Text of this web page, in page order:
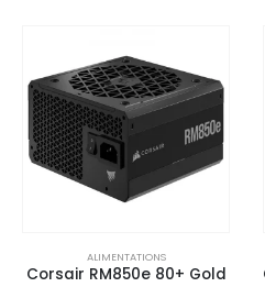
ALIMENTATIONS
Corsair RM850e 80+ Gold